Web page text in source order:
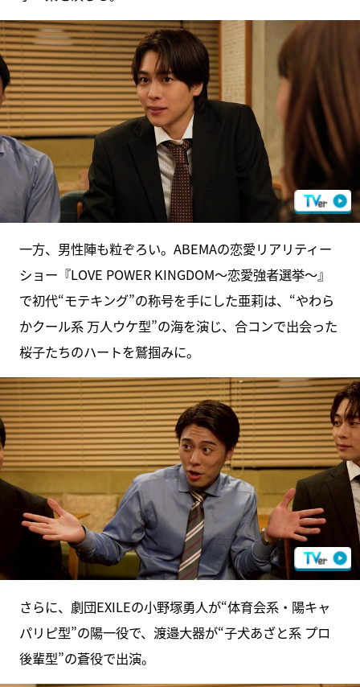
一方、男性陣も粒ぞろい。ABEMAの恋愛リアリティー
ショー『LOVE POWER KINGDOM～恋愛強者選挙～』
で初代“モテキング”の称号を手にした亜莉は、“やわら
かクール系 万人ウケ型”の海を演じ、合コンで出会った
桜子たちのハートを鷲掴みに。
さらに、劇団EXILEの小野塚勇人が“体育会系・陽キャ
パリピ型”の陽一役で、渡邉大器が“子犬あざと系 プロ
後輩型”の蒼役で出演。